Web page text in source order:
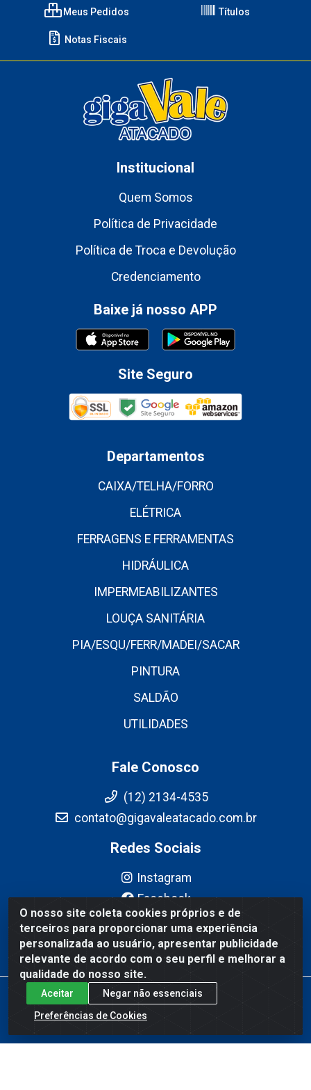
O nosso site coleta cookies próprios e de
terceiros para proporcionar uma experiência
personalizada ao usuário, apresentar publicidade
relevante de acordo com o seu perfil e melhorar a
qualidade do nosso site.
Aceitar
Negar não essenciais
Preferências de Cookies
Meus Pedidos Títulos
Notas Fiscais
Institucional
Quem Somos
Política de Privacidade
Política de Troca e Devolução
Credenciamento
Baixe já nosso APP
Site Seguro
Departamentos
CAIXA/TELHA/FORRO
ELÉTRICA
FERRAGENS E FERRAMENTAS
HIDRÁULICA
IMPERMEABILIZANTES
LOUÇA SANITÁRIA
PIA/ESQU/FERR/MADEI/SACAR
PINTURA
SALDÃO
UTILIDADES
Fale Conosco
(12) 2134-4535
contato@gigavaleatacado.com.br
Redes Sociais
Instagram
Facebook
YouTube
Linkedin
Gigavale Atacado - Av. Pedro Friggi, 451 - Vista Verde, São José
dos Campos/SP - CEP 12223-430 - CNPJ 08.978.600/0004-83